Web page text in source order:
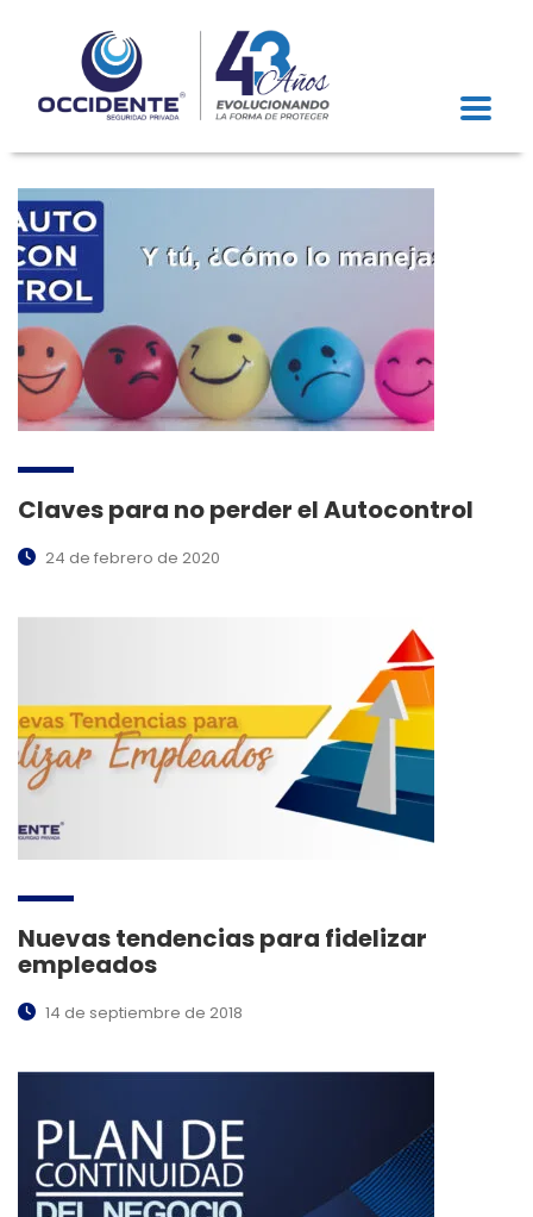
Claves para no perder el Autocontrol
24 de febrero de 2020
Nuevas tendencias para fidelizar
empleados
14 de septiembre de 2018